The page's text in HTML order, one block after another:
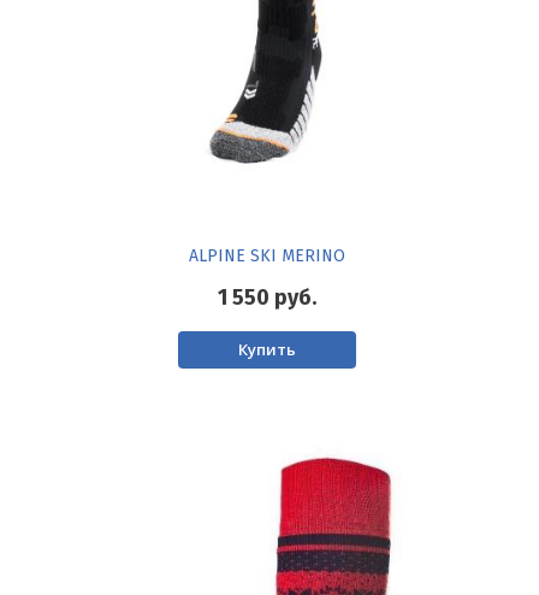
ALPINE SKI MERINO
1 550 руб.
Купить